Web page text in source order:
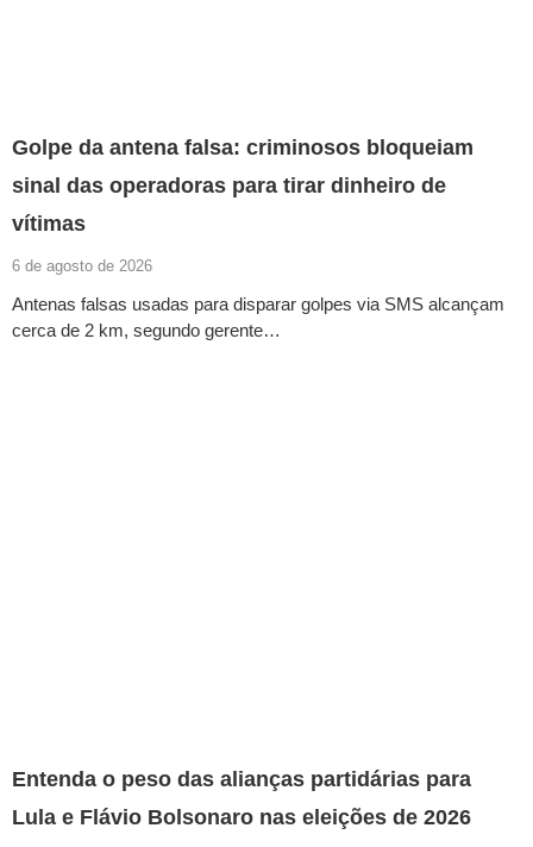
Golpe da antena falsa: criminosos bloqueiam
sinal das operadoras para tirar dinheiro de
vítimas
6 de agosto de 2026
Antenas falsas usadas para disparar golpes via SMS alcançam
cerca de 2 km, segundo gerente…
Entenda o peso das alianças partidárias para
Lula e Flávio Bolsonaro nas eleições de 2026